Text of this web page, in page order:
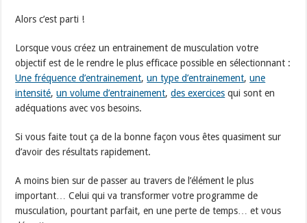
Alors c’est parti !
Lorsque vous créez un entrainement de musculation votre
objectif est de le rendre le plus efficace possible en sélectionnant :
Une fréquence d’entrainement,un type d’entrainement,une
intensité,un volume d’entrainement,des exercices qui sont en
adéquations avec vos besoins.
Si vous faite tout ça de la bonne façon vous êtes quasiment sur
d’avoir des résultats rapidement.
A moins bien sur de passer au travers de l’élément le plus
important… Celui qui va transformer votre programme de
musculation, pourtant parfait, en une perte de temps… et vous